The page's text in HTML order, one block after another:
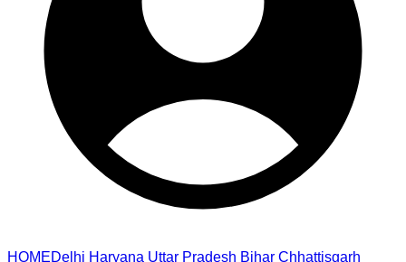
HOMEDelhi Haryana Uttar Pradesh Bihar Chhattisgarh